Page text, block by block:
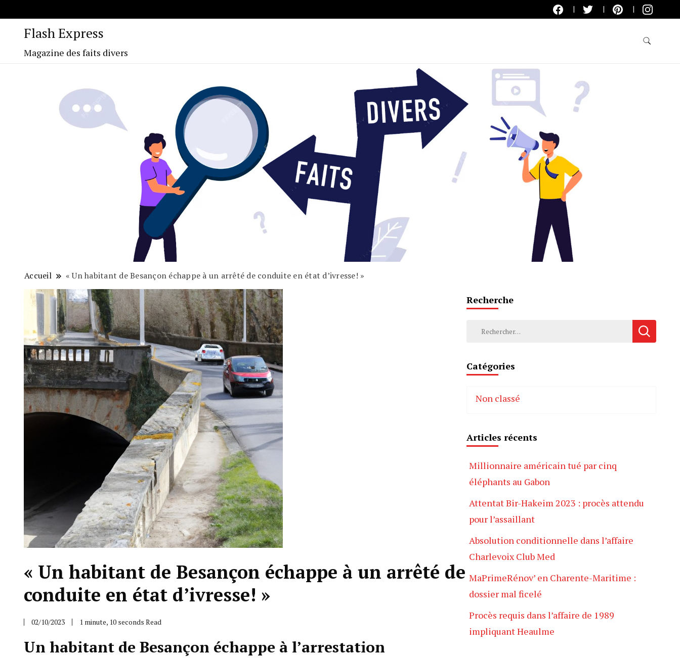
Flash Express
Magazine des faits divers
Accueil « Un habitant de Besançon échappe à un arrêté de conduite en état d’ivresse! »
« Un habitant de Besançon échappe à un arrêté de
conduite en état d’ivresse! »
02/10/2023 1 minute, 10 seconds Read
Un habitant de Besançon échappe à l’arrestation
Recherche
Rechercher :
Catégories
Non classé
Articles récents
Millionnaire américain tué par cinq
éléphants au Gabon
Attentat Bir-Hakeim 2023 : procès attendu
pour l’assaillant
Absolution conditionnelle dans l’affaire
Charlevoix Club Med
MaPrimeRénov’ en Charente-Maritime :
dossier mal ficelé
Procès requis dans l’affaire de 1989
impliquant Heaulme